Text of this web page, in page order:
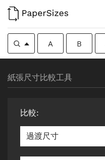
A B
紙張尺寸比較工具
比較:
過渡尺寸